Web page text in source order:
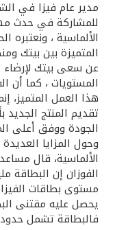
مدير عام فيزا في
للمشاركة في حدث
الألماسية ،
المتميزة بين بيتك
عن سعى بيتك لإرضاء
المستويات ، كما أن
هذا العمل المتميز،
تقديم المنتج
الجودة ووفق أعلى
وحول المزايا
الألماسية، قال
الفوزان إن البطاقة
مستوى بطاقات
يحصل عليه مقتنى
فالبطاقة تشمل حدودا